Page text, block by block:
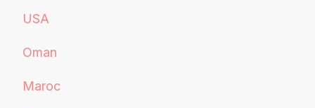
USA
Oman
Maroc